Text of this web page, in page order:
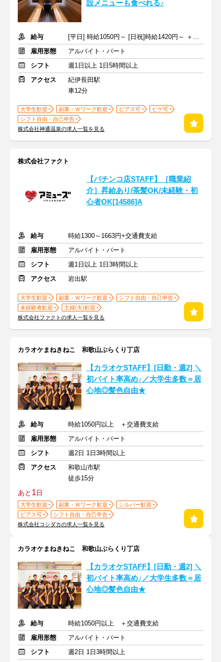
設メニューも食べれる♪
給与
[平日] 時給1050円～ [日祝]時給1420円～ ＋交通費支給
雇用形態
アルバイト・パート
シフト
週1日以上 1日5時間以上
アクセス
紀伊長田駅
車12分
大学生歓迎 副業・Ｗワーク歓迎 ピアス可
ヒゲ可
シフト自由・自己申告
株式会社神通温泉の求人一覧を見る
株式会社ファクト
【パチンコ店STAFF】［職業紹
介］昇給あり/茶髪OK/未経験・初
心者OK[14586]A
給与
時給1300～1663円+交通費支給
雇用形態
アルバイト・パート
シフト
週1日以上 1日3時間以上
アクセス
岩出駅
大学生歓迎 副業・Ｗワーク歓迎
シフト自由・自己申告
未経験者歓迎
主婦(夫)歓迎
株式会社ファクトの求人一覧を見る
カラオケまねきねこ 和歌山ぶらくり丁店
【カラオケSTAFF】[日勤・週2] ＼
初バイト率高め♪／大学生多数＝居
心地◎髪色自由★
給与
時給1050円以上 ＋交通費支給
雇用形態
アルバイト・パート
シフト
週2日 1日3時間以上
アクセス
和歌山市駅
徒歩15分
あと 1日
大学生歓迎 副業・Ｗワーク歓迎
シルバー歓迎
ピアス可
シフト自由・自己申告
株式会社コシダカの求人一覧を見る
カラオケまねきねこ 和歌山ぶらくり丁店
【カラオケSTAFF】[日勤・週2] ＼
初バイト率高め♪／大学生多数＝居
心地◎髪色自由★
給与
時給1050円以上 ＋交通費支給
雇用形態
アルバイト・パート
シフト
週2日 1日3時間以上